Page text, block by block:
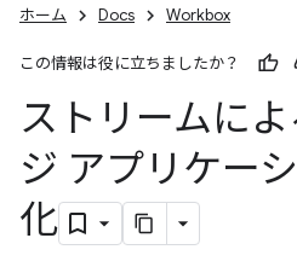
ホーム Docs Workbox
この情報は役に立ちましたか？
ストリームに
ジ アプリケー
化